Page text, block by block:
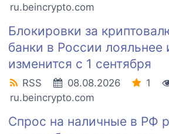
ru.beincrypto.com
Блокировки за
банки в России лояльнее
изменится с 1 сентября
RSS 08.08.2026 1
ru.beincrypto.com
Спрос на наличные в РФ